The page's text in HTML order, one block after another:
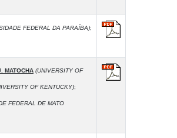
FEDERAL DA PARAÍBA);
MATOCHA (UNIVERSITY OF
OF KENTUCKY);
FEDERAL DE MATO